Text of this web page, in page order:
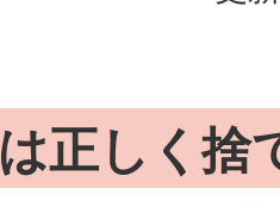
正しく捨